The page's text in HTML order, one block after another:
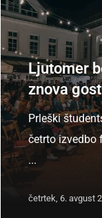
Ljutomer
znova
Prleški
četrto izvedbo
...
četrtek, 6. avgust